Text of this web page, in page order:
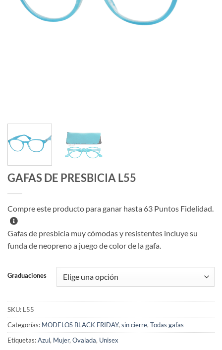
GAFAS DE PRESBICIA L55
Compre este producto para ganar hasta 63 Puntos Fidelidad.
Gafas de presbicia muy cómodas y resistentes incluye su
funda de neopreno a juego de color de la gafa.
Graduaciones
SKU: L55
Categorías: MODELOS BLACK FRIDAY,sin cierre,Todas gafas
Etiquetas:Azul, Mujer,Ovalada, Unisex